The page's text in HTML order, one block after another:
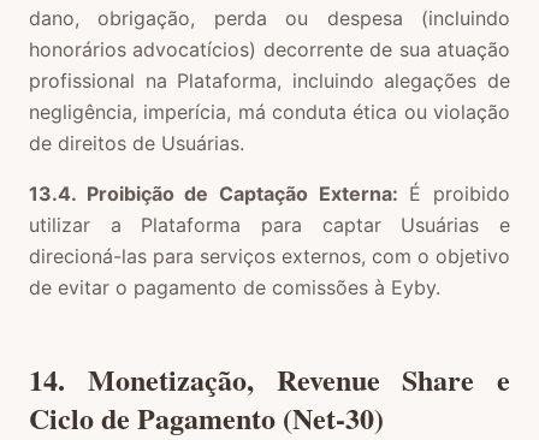
dano, obrigação, perda ou despesa (incluindo
honorários advocatícios) decorrente de sua atuação
profissional na Plataforma, incluindo alegações de
negligência, imperícia, má conduta ética ou violação
de direitos de Usuárias.
13.4. Proibição de Captação Externa: É proibido
utilizar a Plataforma para captar Usuárias e
direcioná-las para serviços externos, com o objetivo
de evitar o pagamento de comissões à Eyby.
14. Monetização, Revenue Share e
Ciclo de Pagamento (Net-30)